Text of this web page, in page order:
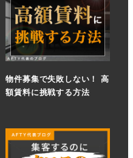
物件募集で失敗しない！ 高
額賃料に挑戦する方法